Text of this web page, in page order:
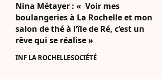
Nina Métayer : « Voir mes
boulangeries à La Rochelle et mon
salon de thé à l’île de Ré, c’est un
rêve qui se réalise »
INF LA ROCHELLESOCIÉTÉ